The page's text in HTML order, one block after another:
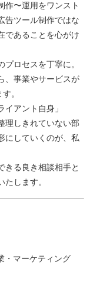
作〜運用をワンスト
告ツール制作ではな
であることを心がけ
ロセスを丁寧に。
、事業やサービスが
。
イアント自身」
理しきれていない部
にしていくのが、私
きる良き相談相手と
します。​​​
・マーケティング